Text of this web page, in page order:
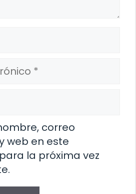
correo
web en este
la próxima vez